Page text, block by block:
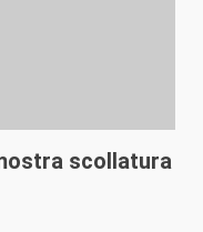
scollatura